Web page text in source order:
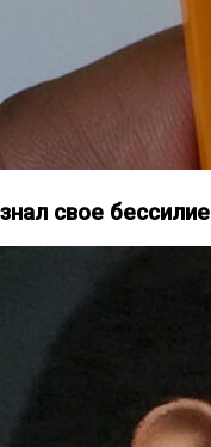
свое бессилие